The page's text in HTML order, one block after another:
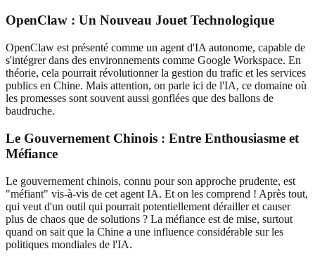
OpenClaw : Un Nouveau Jouet Technologique
OpenClaw est présenté comme un agent d'IA autonome, capable de
s'intégrer dans des environnements comme Google Workspace. En
théorie, cela pourrait révolutionner la gestion du trafic et les services
publics en Chine. Mais attention, on parle ici de l'IA, ce domaine où
les promesses sont souvent aussi gonflées que des ballons de
baudruche.
Le Gouvernement Chinois : Entre Enthousiasme et
Méfiance
Le gouvernement chinois, connu pour son approche prudente, est
"méfiant" vis-à-vis de cet agent IA. Et on les comprend ! Après tout,
qui veut d'un outil qui pourrait potentiellement dérailler et causer
plus de chaos que de solutions ? La méfiance est de mise, surtout
quand on sait que la Chine a une influence considérable sur les
politiques mondiales de l'IA.